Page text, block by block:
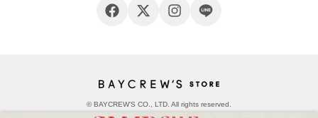
© BAYCREW’S CO., LTD. All rights reserved.